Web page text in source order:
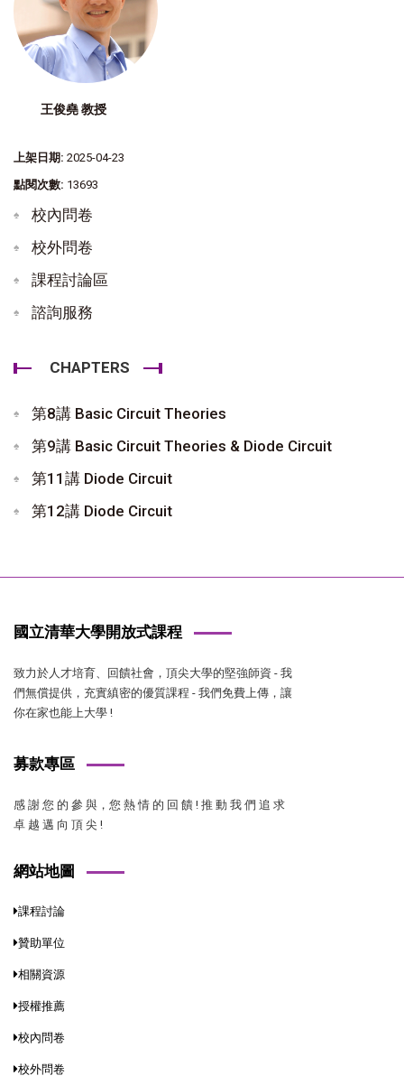
王俊堯 教授
上架日期: 2025-04-23
點閱次數: 13693
校內問卷
校外問卷
課程討論區
諮詢服務
CHAPTERS
第8講 Basic Circuit Theories
第9講 Basic Circuit Theories & Diode Circuit
第11講 Diode Circuit
第12講 Diode Circuit
國立清華大學開放式課程
致力於人才培育、回饋社會，頂尖大學的堅強師資 - 我
們無償提供，充實縝密的優質課程 - 我們免費上傳，讓
你在家也能上大學 !
募款專區
感 謝 您 的 參 與，您 熱 情 的 回 饋 ! 推 動 我 們 追 求
卓 越 邁 向 頂 尖 !
網站地圖
課程討論
贊助單位
相關資源
授權推薦
校內問卷
校外問卷